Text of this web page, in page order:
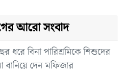
আরো সংবাদ
ধরে বিনা পারিশ্রমিকে শিশুদের
বানিয়ে দেন মফিজার